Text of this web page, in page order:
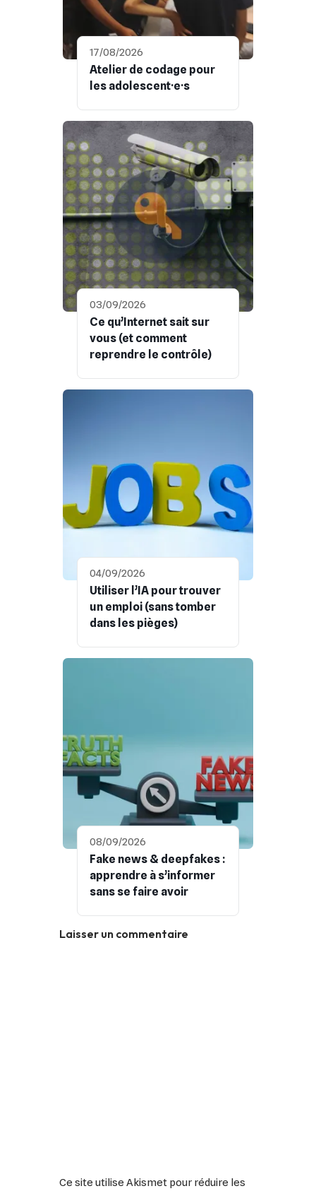
17/08/2026
Atelier de codage pour
les adolescent·e·s
03/09/2026
Ce qu’Internet sait sur
vous (et comment
reprendre le contrôle)
04/09/2026
Utiliser l’IA pour trouver
un emploi (sans tomber
dans les pièges)
08/09/2026
Fake news & deepfakes :
apprendre à s’informer
sans se faire avoir
Laisser un commentaire
Ce site utilise Akismet pour réduire les